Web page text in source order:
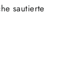
sautierte